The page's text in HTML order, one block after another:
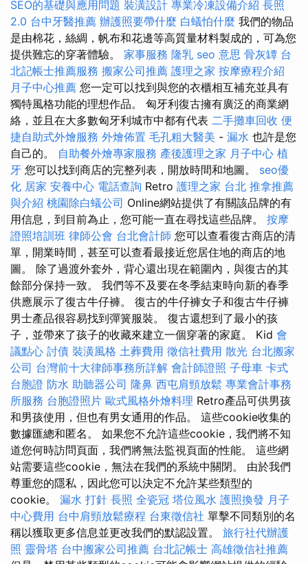
SEO的基礎與應用問題 裝潢設計 專業冷凍設備介紹 長照
2.0 台中牙醫推薦 辦護照要帶什麼 白蟻怕什麼 我們的物品
是由棉花，絲綢，帆布和花邊等高質量材料製成的，可為您
提供難忘的穿著體驗。 家事服務 隆乳 seo 意思 骨灰罈 台
北記帳士推薦服務 搬家公司推薦 護理之家 按摩療程介紹
月子中心推薦 您一定可以找到與您的衣櫃相互補充並具有
獨特風格功能的理想作品。 匈牙利復古擁有廣泛的商業網
絡，並且在大多數匈牙利城市中都有代表 二手攤車回收 便
捷自助式外燴服務 外燴佈置 毛孔粗大醫美 - 漏水 也許是您
自己的。 自助餐外燴專家服務 產後護理之家 月子中心 植
牙 您可以找到商店的完整列表，開放時間和地圖。 seo優
化 居家 安養中心 電話查詢 Retro 護理之家 台北 推拿推薦
與介紹 桃園除白蟻公司 Online網站提供了有關該品牌的有
用信息，到目前為止，您可能一直在尋找這些品牌。 按摩
證照培訓班 律師公會 台北會計師 您可以查看復古商店的清
單，開業時間，甚至可以查看最接近您居住地的商店的地
圖。 除了過渡外套外，背心還出現在範圍內，與復古的其
餘部分保持一致。 我們等不及要在冬季結束時向新的春季
供應展示了復古牛仔褲。 復古的牛仔褲女子和復古牛仔褲
男士產品很容易找到彈簧服裝。 復古還想到了最小的孩
子，並帶來了孩子的收藏來建立一個穿著的家庭。 Kid 會
議點心 討債 裝潢風格 土葬費用 徵信社費用 散光 台北搬家
公司 台灣前十大律師事務所詳解 會計師證照 子母車 卡式
台胞證 防水 助聽器公司 隆鼻 西屯肩頸放鬆 專業會計事務
所服務 台胞證照片 歐式風格外燴料理 Retro產品可供男孩
和男孩使用，但也有男女通用的作品。 這些cookie收集的
數據匯總和匿名。 如果您不允許這些cookie，我們將不知
道您何時訪問頁面，我們將無法監視頁面的性能。 這些網
站需要這些cookie，無法在我們的系統中關閉。 由於我們
尊重您的隱私，因此您可以決定不允許某些類型的
cookie。 漏水 打針 長照 全瓷冠 塔位風水 護照換發 月子
中心費用 台中肩頸放鬆療程 台東徵信社 單擊不同類別的名
稱以獲取更多信息並更改我們的默認設置。 旅行社代辦護
照 靈骨塔 台中搬家公司推薦 台北記帳士 高雄徵信社推薦